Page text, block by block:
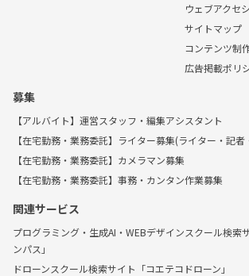
ウェブアクセ
サイトマップ
コンテンツ制
広告掲載ポリ
募集
【アルバイト】運営スタッフ・編集アシスタント
【在宅勤務・業務委託】ライター募集(ライター・記者
【在宅勤務・業務委託】カメラマン募集
【在宅勤務・業務委託】事務・カンタン作業募集
関連サービス
プログラミング・生成AI・WEBデザインスクール検索
ンパス」
ドローンスクール検索サイト「コエテコドローン」